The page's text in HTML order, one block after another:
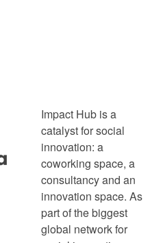
Impact Hub is a
catalyst for social
innovation: a
coworking space, a
consultancy and an
innovation space. As
part of the biggest
global network for